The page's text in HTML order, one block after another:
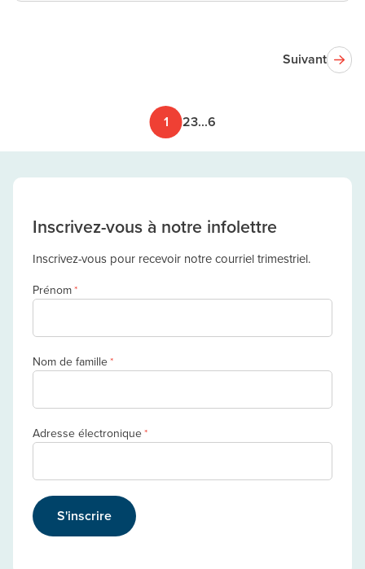
1 23...6
Suivant
Inscrivez-vous à notre infolettre
Inscrivez-vous pour recevoir notre courriel trimestriel.
Prénom*
Nom de famille*
Adresse électronique*
S'inscrire